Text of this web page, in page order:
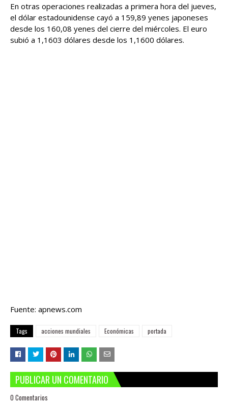
En otras operaciones realizadas a primera hora del jueves,
el dólar estadounidense cayó a 159,89 yenes japoneses
desde los 160,08 yenes del cierre del miércoles. El euro
subió a 1,1603 dólares desde los 1,1600 dólares.
Fuente: apnews.com
Tags acciones mundiales Económicas portada
PUBLICAR UN COMENTARIO
0 Comentarios